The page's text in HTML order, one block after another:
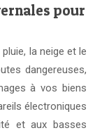
pour
la neige et le
dangereuses,
à vos biens
électroniques
et aux basses